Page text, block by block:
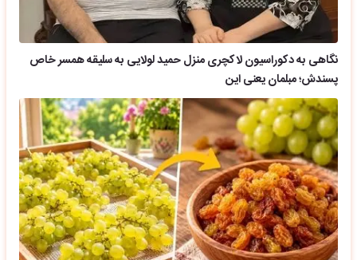
نگاهی به دکوراسیون لاکچری منزل حمید لولایی به سلیقه همسر خاص
پسندش؛ مبلمان یعنی این